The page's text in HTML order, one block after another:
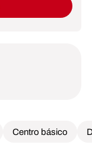
Centro básico